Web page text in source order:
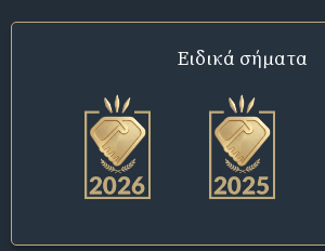
Ειδικά σήματα